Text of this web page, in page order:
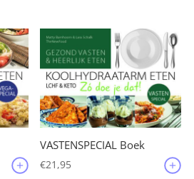
VASTENSPECIAL Boek
€21,95